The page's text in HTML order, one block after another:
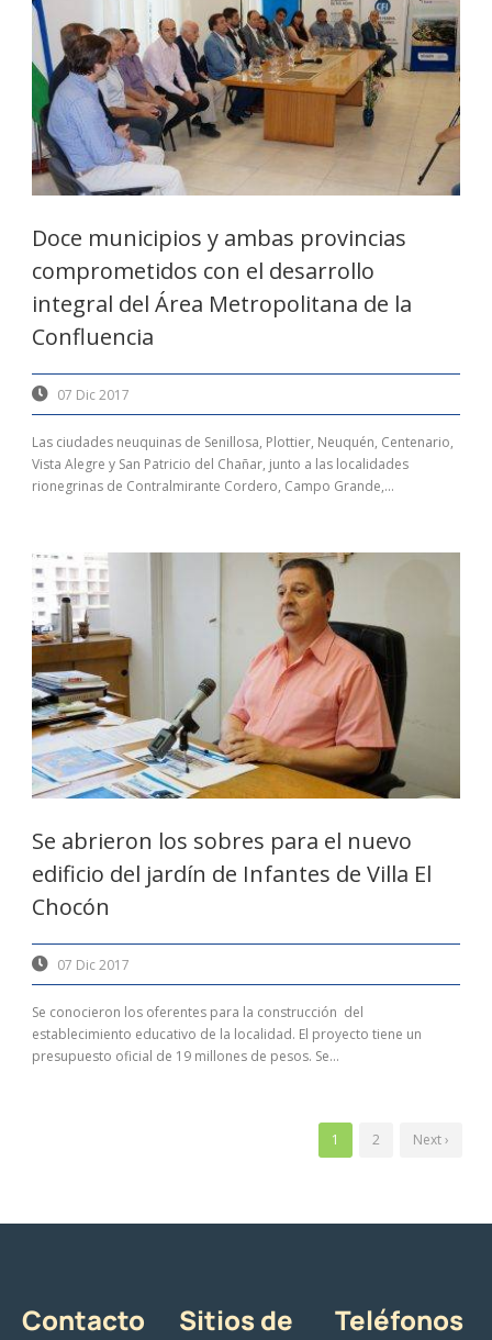
Doce municipios y ambas provincias
comprometidos con el desarrollo
integral del Área Metropolitana de la
Confluencia
07 Dic 2017
Las ciudades neuquinas de Senillosa, Plottier, Neuquén, Centenario,
Vista Alegre y San Patricio del Chañar, junto a las localidades
rionegrinas de Contralmirante Cordero, Campo Grande,...
Se abrieron los sobres para el nuevo
edificio del jardín de Infantes de Villa El
Chocón
07 Dic 2017
Se conocieron los oferentes para la construcción del
establecimiento educativo de la localidad. El proyecto tiene un
presupuesto oficial de 19 millones de pesos. Se...
1 2 Next ›
Contacto
Sitios de
Teléfonos